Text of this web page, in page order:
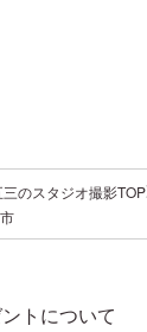
のスタジオ撮影TOP
トについて